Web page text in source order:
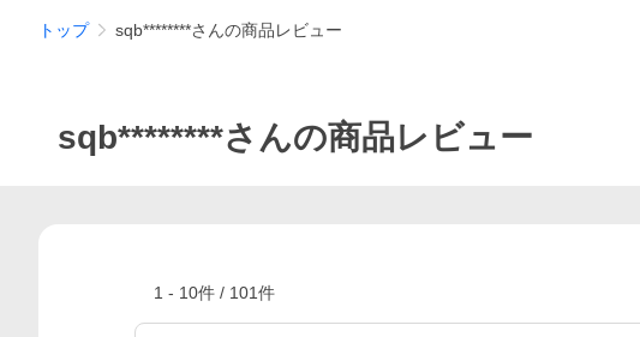
トップ sqb********さんの商品レビュー
sqb********さんの商品レビュー
1 - 10件 / 101件